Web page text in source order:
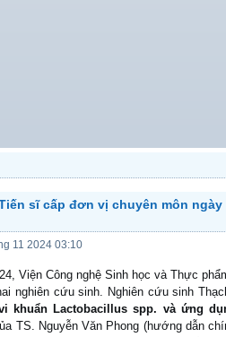
sĩ cấp đơn vị chuyên môn ngày
11 2024 03:10
Viện Công nghệ Sinh học và Thực
nghiên cứu sinh. Nghiên cứu sinh
khuẩn Lactobacillus spp. và ứng
TS. Nguyễn Văn Phong (hướng dẫn